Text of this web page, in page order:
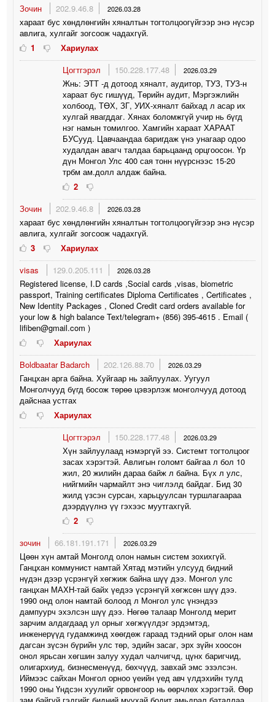
Зочин 202.9.46.8 2026.03.28
хараат бус хөндлөнгийн хяналтын тогтолцоогүйгээр энэ нүсэр
авлига, хулгайг зогсоож чадахгүй.
1
Хариулах
Цогтгэрэл
150.228.177.48 2026.03.29
Жнь: ЭТТ -д дотоод хяналт, аудитор, ТУЗ, ТУЗ-н
хараат бус гишүүд, Төрийн аудит, Мэргэжлийн
холбоод, ТӨХ, ЗГ, УИХ-хяналт байхад л асар их
хулгай явагддаг. Хянах боломжгүй учир нь бүгд
нэг намын томилгоо. Хамгийн хараат ХАРААТ
БУСууд. Цавчаандаа баригдаж үнэ унагаар одоо
худалдан авагч талдаа барьцаанд орцгоосон. Үр
дүн Монгол Улс 400 сая тонн нүүрснээс 15-20
трбм ам.долл алдаж байна.
2
Зочин
202.9.46.8 2026.03.28
хараат бус хөндлөнгийн хяналтын тогтолцоогүйгээр энэ нүсэр
авлига, хулгайг зогсоож чадахгүй.
3
Хариулах
visas
129.0.205.111 2026.03.28
Registered license, I.D cards ,Social cards ,visas, biometric
passport, Training certificates Diploma Certificates , Certificates ,
New Identity Packages , Cloned Credit card orders available for
your low & high balance Text/telegram+ ‪(856) 395-4615‬ . Email (
lifiben@gmail.com )
Хариулах
Boldbaatar Badarch
202.126.88.70 2026.03.29
Ганцхан арга байна. Хуйгаар нь зайлуулах. Уугуул
Монголчууд бүгд босож төрөө цэвэрлэж монголчууд дотоод
дайснаа устгах
Хариулах
Цогтгэрэл
150.228.177.48 2026.03.29
Хүн зайлуулаад нэмэргүй ээ. Системт тогтолцоог
засах хэрэгтэй. Авлигын голомт байгаа л бол 10
жил, 20 жилийн дараа байж л байна. Бүх л улс,
нийгмийн чармайлт энэ чиглэлд байдаг. Бид 30
жилд үзсэн сурсан, харьцуулсан туршлагаараа
дээрдүүлнэ үү гэхээс муутгахгүй.
2
зочин
66.181.191.171 2026.03.29
Цөөн хүн амтай Монголд олон намын систем зохихгүй.
Ганцхан коммунист намтай Хятад мэтийн улсууд бидний
нүдэн дээр үсрэнгүй хөгжиж байна шүү дээ. Монгол улс
ганцхан МАХН-тай байх үедээ үсрэнгүй хөгжсөн шүү дээ.
1990 онд олон намтай болоод л Монгол улс үнэндээ
дампуурч эхэлсэн шүү дээ. Нөгөө талаар Монголд мерит
зарчим алдагдаад ул орныг хөгжүүлдэг эрдэмтэд,
инженерүүд гудамжинд хөөгдөж гараад тэдний орыг олон нам
дагсан зүсэн бүрийн улс төр, эдийн засаг, эрх зүйн хоосон
онол ярьсан хөгшин залуу худал чалчигчд, цүнх баригчид,
олигархиуд, бизнесменүүд, бөхчүүд, завхай эмс эзэлсэн.
Иймээс сайхан Монгол орноо үеийн үед авч үлдэхийн тулд
1990 оны Үндсэн хуулийг орвонгоор нь өөрчлөх хэрэгтэй. Өөр